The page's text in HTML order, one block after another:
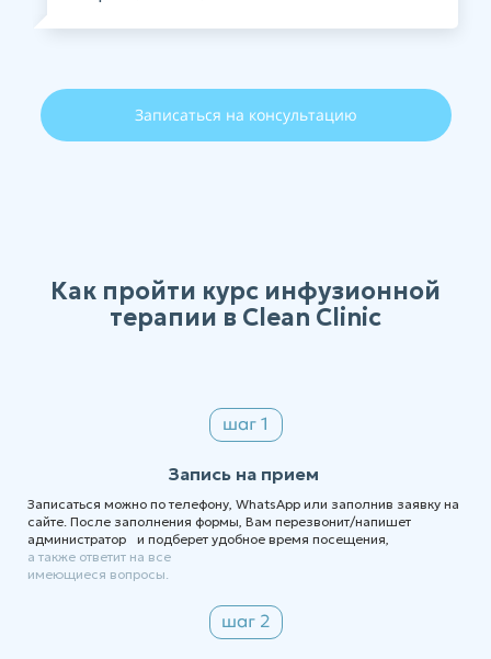
Записаться на консультацию
Как пройти курс инфузионной
терапии в Clean Clinic
Запись на прием
Записаться можно по телефону, WhatsApp или заполнив заявку на
сайте. После заполнения формы, Вам перезвонит/напишет
администратор и подберет удобное время посещения,
а также ответит на все
имеющиеся вопросы.